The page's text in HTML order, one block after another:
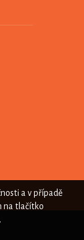
a v případě
na tlačítko